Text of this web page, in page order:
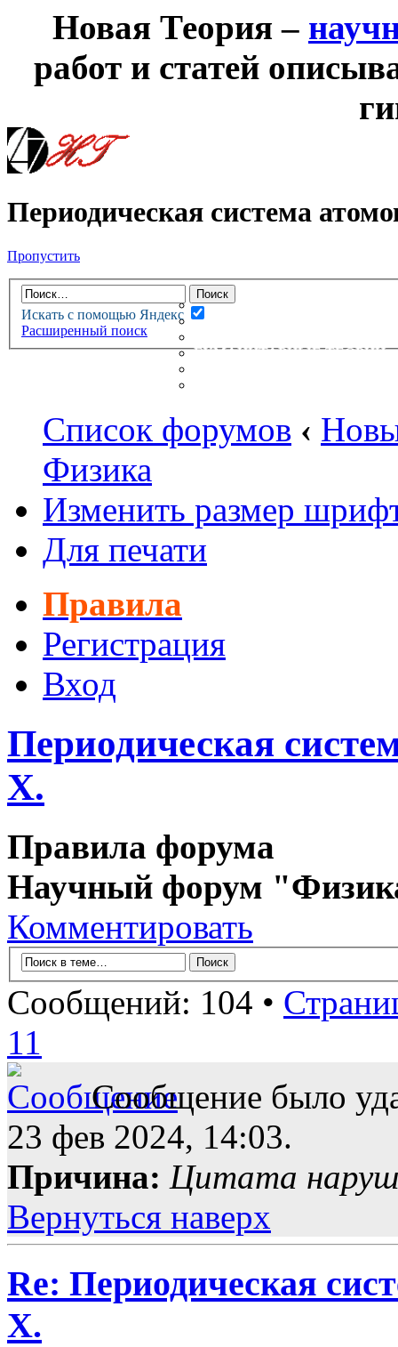
Новая Теория –
работ и статей
Периодическая система
Пропустить
Искать с помощью Яндекс
Расширенный поиск
НОВАЯ ТЕОРИЯФОРУМ
НОВЫЕ СООБЩЕНИЯ
НЕПРОЧИТАННЫЕ
ГУМАНИТАРНЫЕ ТЕОРИИ
Список форумов ‹
Физика
Изменить размер
Для печати
Правила
Регистрация
Вход
Периодическая
Х.
Правила форума
Научный форум
Комментировать
Сообщений: 104 •
11
Сообщение было
23 фев 2024, 14:03.
Причина: Цитата
Вернуться наверх
Re: Периодическая
Х.